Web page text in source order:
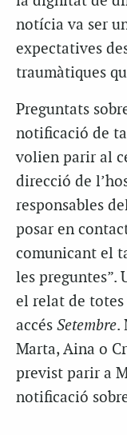
notícia va ser
expectatives
traumàtiques
Preguntats
notificació de
volien parir al
direcció de
responsables
posar en
comunicant el
les preguntes”.
el relat de totes
accés Setembre.
Marta, Aina o
previst parir a
notificació